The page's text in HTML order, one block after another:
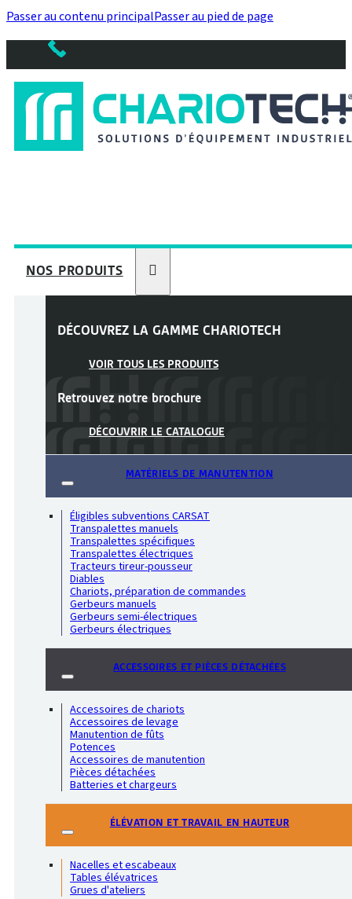
Passer au contenu principalPasser au pied de page
NOS PRODUITS
DÉCOUVREZ LA GAMME CHARIOTECH
VOIR TOUS LES PRODUITS
Retrouvez notre brochure
DÉCOUVRIR LE CATALOGUE
MATÉRIELS DE MANUTENTION
Éligibles subventions CARSAT
Transpalettes manuels
Transpalettes spécifiques
Transpalettes électriques
Tracteurs tireur-pousseur
Diables
Chariots, préparation de commandes
Gerbeurs manuels
Gerbeurs semi-électriques
Gerbeurs électriques
ACCESSOIRES ET PIÈCES DÉTACHÉES
Accessoires de chariots
Accessoires de levage
Manutention de fûts
Potences
Accessoires de manutention
Pièces détachées
Batteries et chargeurs
ÉLÉVATION ET TRAVAIL EN HAUTEUR
Nacelles et escabeaux
Tables élévatrices
Grues d'ateliers